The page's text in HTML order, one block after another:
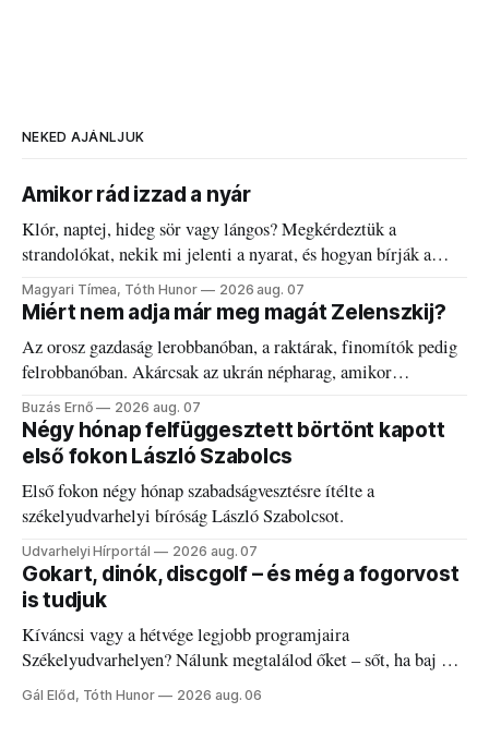
NEKED AJÁNLJUK
Amikor rád izzad a nyár
Klór, naptej, hideg sör vagy lángos? Megkérdeztük a
strandolókat, nekik mi jelenti a nyarat, és hogyan bírják a
kánikulát.
Magyari Tímea, Tóth Hunor 2026 aug. 07
Miért nem adja már meg magát Zelenszkij?
Az orosz gazdaság lerobbanóban, a raktárak, finomítók pedig
felrobbanóban. Akárcsak az ukrán népharag, amikor
elégedetlen vezetőivel.
Buzás Ernő 2026 aug. 07
Négy hónap felfüggesztett börtönt kapott
első fokon László Szabolcs
Első fokon négy hónap szabadságvesztésre ítélte a
székelyudvarhelyi bíróság László Szabolcsot.
Udvarhelyi Hírportál 2026 aug. 07
Gokart, dinók, discgolf – és még a fogorvost
is tudjuk
Kíváncsi vagy a hétvége legjobb programjaira
Székelyudvarhelyen? Nálunk megtalálod őket – sőt, ha baj van
a fogaddal, a fogorvosi ügyeletet is!
Gál Előd, Tóth Hunor 2026 aug. 06